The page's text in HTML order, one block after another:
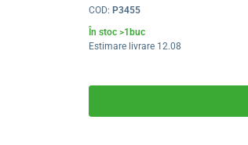
COD: P3455
În stoc >1buc
Estimare livrare 12.08